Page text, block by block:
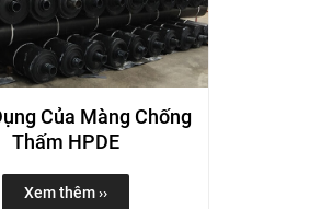
Của Màng Chống
Thấm HPDE
Xem thêm ››